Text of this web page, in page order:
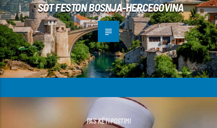
SOT FESTON BOSNJA-HERCEGOVINA
PAS KËTI POSTIMI